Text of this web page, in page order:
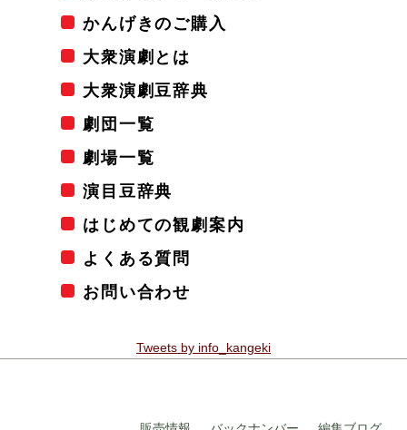
かんげきのご購入
大衆演劇とは
大衆演劇豆辞典
劇団一覧
劇場一覧
演目豆辞典
はじめての観劇案内
よくある質問
お問い合わせ
Tweets by info_kangeki